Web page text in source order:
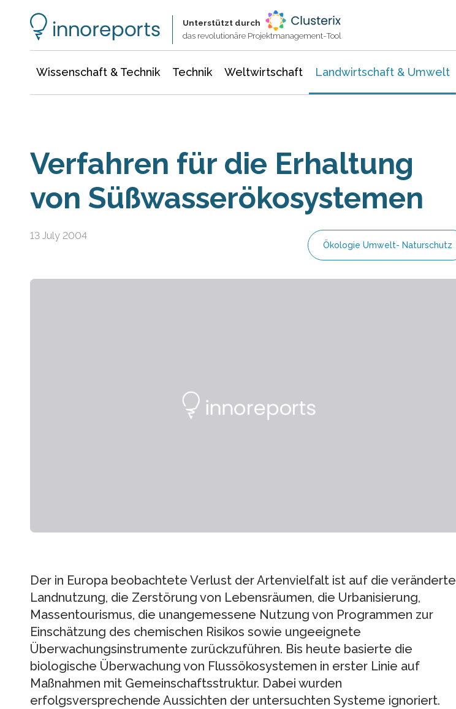
Unterstützt durch
das revolutionäre Projektmanagement-Tool
Wissenschaft & Technik Technik Weltwirtschaft Landwirtschaft & Umwelt
Verfahren für die Erhaltung
von Süßwasserökosystemen
13 July 2004
Ökologie Umwelt- Naturschutz
Der in Europa beobachtete Verlust der Artenvielfalt ist auf die veränderte
Landnutzung, die Zerstörung von Lebensräumen, die Urbanisierung,
Massentourismus, die unangemessene Nutzung von Programmen zur
Einschätzung des chemischen Risikos sowie ungeeignete
Überwachungsinstrumente zurückzuführen. Bis heute basierte die
biologische Überwachung von Flussökosystemen in erster Linie auf
Maßnahmen mit Gemeinschaftsstruktur. Dabei wurden
erfolgsversprechende Aussichten der untersuchten Systeme ignoriert.